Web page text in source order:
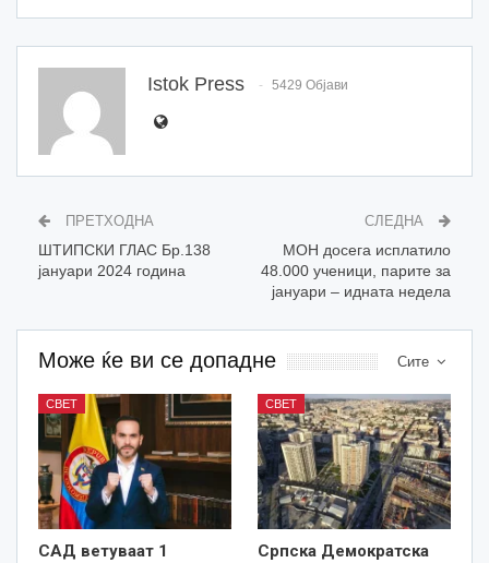
Istok Press 5429 Објави
ПРЕТХОДНА
ШТИПСКИ ГЛАС Бр.138
јануари 2024 година
СЛЕДНА
MOН досега исплатило
48.000 ученици, парите за
јануари – идната недела
Сите
Може ќе ви се допадне
СВЕТ
САД ветуваат 1
СВЕТ
Српска Демократска